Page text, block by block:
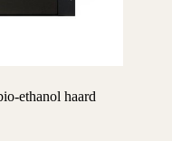
ethanol haard